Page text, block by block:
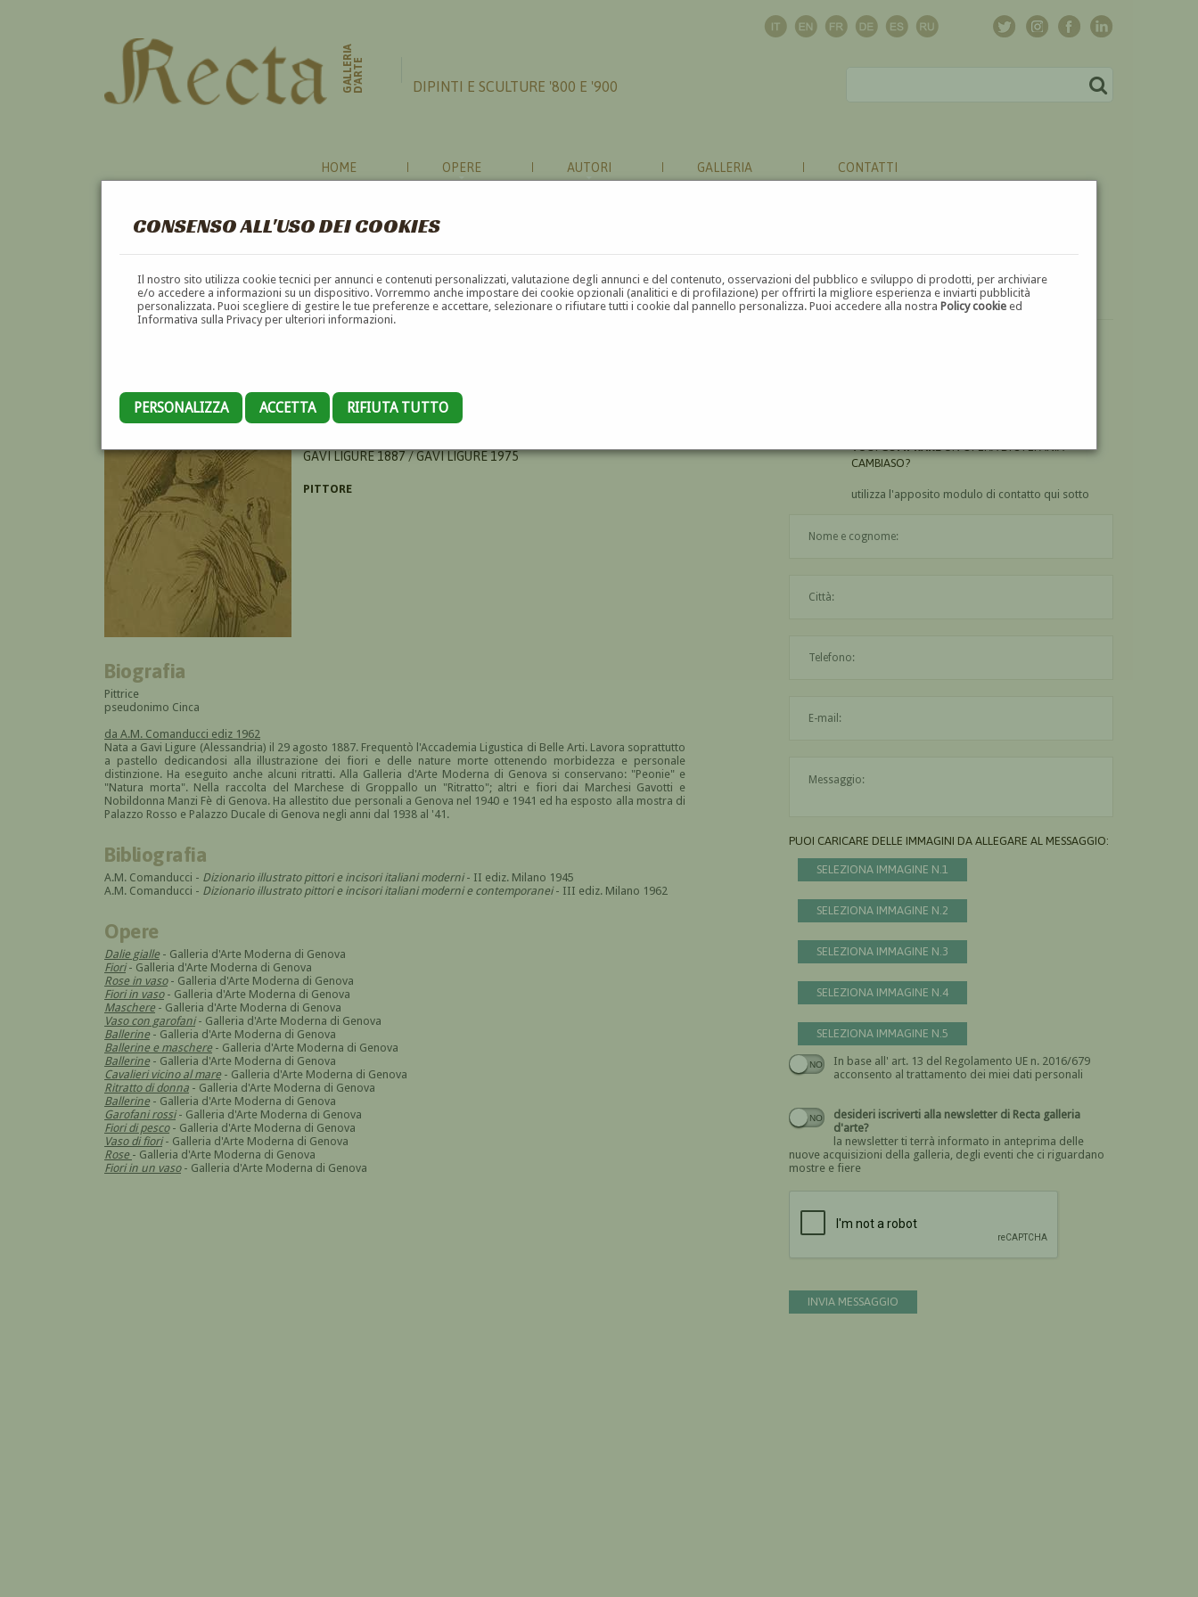
CONSENSO ALL'USO DEI COOKIES
Il nostro sito utilizza cookie tecnici per annunci e contenuti personalizzati, valutazione degli annunci e del contenuto, osservazioni del pubblico e sviluppo di prodotti, per archiviare
e/o accedere a informazioni su un dispositivo. Vorremmo anche impostare dei cookie opzionali (analitici e di profilazione) per offrirti la migliore esperienza e inviarti pubblicità
personalizzata. Puoi scegliere di gestire le tue preferenze e accettare, selezionare o rifiutare tutti i cookie dal pannello personalizza. Puoi accedere alla nostraPolicy cookie ed
Informativa sulla Privacy per ulteriori informazioni.
PERSONALIZZA ACCETTA RIFIUTA TUTTO
GALLERIAD'ARTE DIPINTI E SCULTURE '800 E '900
HOME OPERE AUTORI GALLERIA CONTATTI
STEFANIA CAMBIASO
GAVI LIGURE 1887 / GAVI LIGURE 1975
PITTORE
Biografia
Pittrice
pseudonimo Cinca
da A.M. Comanducci ediz 1962
Nata a Gavi Ligure (Alessandria) il 29 agosto 1887. Frequentò l'Accademia Ligustica di Belle Arti. Lavora soprattutto
a pastello dedicandosi alla illustrazione dei fiori e delle nature morte ottenendo morbidezza e personale
distinzione. Ha eseguito anche alcuni ritratti. Alla Galleria d'Arte Moderna di Genova si conservano: "Peonie" e
"Natura morta". Nella raccolta del Marchese di Groppallo un "Ritratto"; altri e fiori dai Marchesi Gavotti e
Nobildonna Manzi Fè di Genova. Ha allestito due personali a Genova nel 1940 e 1941 ed ha esposto alla mostra di
Palazzo Rosso e Palazzo Ducale di Genova negli anni dal 1938 al '41.
Bibliografia
A.M. Comanducci - Dizionario illustrato pittori e incisori italiani moderni- II ediz. Milano 1945
A.M. Comanducci - Dizionario illustrato pittori e incisori italiani moderni e contemporanei- III ediz. Milano 1962
Opere
Dalie gialle - Galleria d'Arte Moderna di Genova
Fiori- Galleria d'Arte Moderna di Genova
Rose in vaso- Galleria d'Arte Moderna di Genova
Fiori in vaso- Galleria d'Arte Moderna di Genova
Maschere - Galleria d'Arte Moderna di Genova
Vaso con garofani- Galleria d'Arte Moderna di Genova
Ballerine - Galleria d'Arte Moderna di Genova
Ballerine e maschere - Galleria d'Arte Moderna di Genova
Ballerine - Galleria d'Arte Moderna di Genova
Cavalieri vicino al mare - Galleria d'Arte Moderna di Genova
Ritratto di donna - Galleria d'Arte Moderna di Genova
Ballerine - Galleria d'Arte Moderna di Genova
Garofani rossi- Galleria d'Arte Moderna di Genova
Fiori di pesco- Galleria d'Arte Moderna di Genova
Vaso di fiori- Galleria d'Arte Moderna di Genova
Rose - Galleria d'Arte Moderna di Genova
Fiori in un vaso- Galleria d'Arte Moderna di Genova
VUOICOMPRAREUN'OPERA DI STEFANIA
CAMBIASO?
utilizza l'apposito modulo di contatto qui sotto
PUOI CARICARE DELLE IMMAGINI DA ALLEGARE AL MESSAGGIO:
SELEZIONA IMMAGINE N.1
SELEZIONA IMMAGINE N.2
SELEZIONA IMMAGINE N.3
SELEZIONA IMMAGINE N.4
SELEZIONA IMMAGINE N.5
In base all' art. 13 del Regolamento UE n. 2016/679
acconsento al trattamento dei miei dati personali
Devi dare il consenso
desideri iscriverti alla newsletter di Recta galleria
d'arte?
la newsletter ti terrà informato in anteprima delle
nuove acquisizioni della galleria, degli eventi che ci riguardano
mostre e fiere
INVIA MESSAGGIO